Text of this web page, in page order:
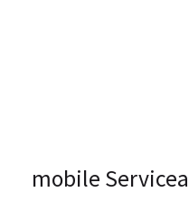
mobile